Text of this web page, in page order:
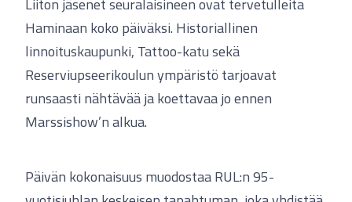
Haminaan koko päiväksi. Historiallinen
linnoituskaupunki, Tattoo-katu sekä
Reserviupseerikoulun ympäristö tarjoavat
runsaasti nähtävää ja koettavaa jo ennen
Marssishow’n alkua.
Päivän kokonaisuus muodostaa RUL:n 95-